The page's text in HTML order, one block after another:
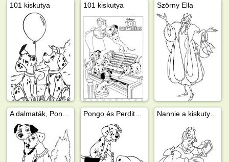
101 kiskutya 101 kiskutya Szörny Ella